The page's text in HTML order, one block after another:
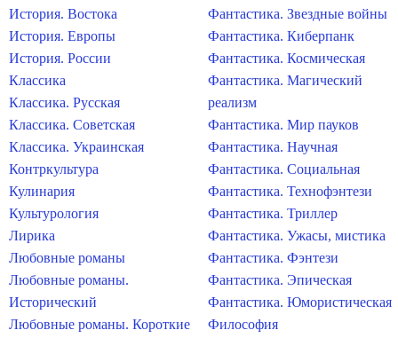
История. Востока
История. Европы
История. России
Классика
Классика. Русская
Классика. Советская
Классика. Украинская
Контркультура
Кулинария
Культурология
Лирика
Любовные романы
Любовные романы.
Исторический
Любовные романы. Короткие
Фантастика. Звездные войны
Фантастика. Киберпанк
Фантастика. Космическая
Фантастика. Магический
реализм
Фантастика. Мир пауков
Фантастика. Научная
Фантастика. Социальная
Фантастика. Технофэнтези
Фантастика. Триллер
Фантастика. Ужасы, мистика
Фантастика. Фэнтези
Фантастика. Эпическая
Фантастика. Юмористическая
Философия